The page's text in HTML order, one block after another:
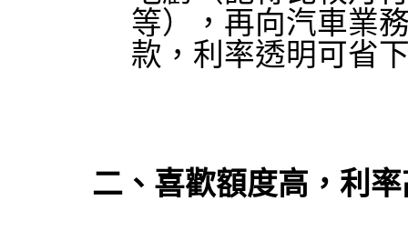
等），再向汽車業
款，利率透明可省
二、喜歡額度高，利